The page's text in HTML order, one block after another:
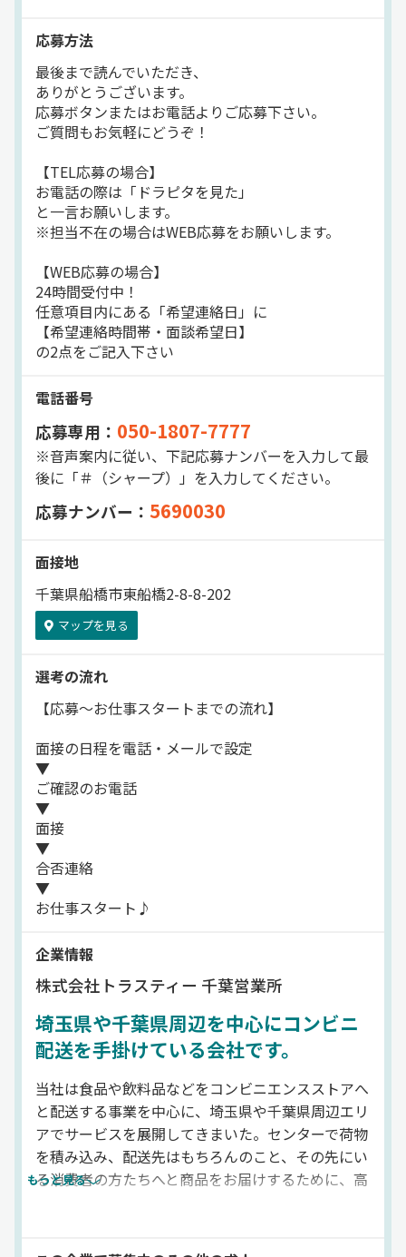
ドライブレコーダー
ルート配送
食品 冷蔵・冷凍車
応募方法
最後まで読んでいただき、
ありがとうございます。
応募ボタンまたはお電話よりご応募下さい。
ご質問もお気軽にどうぞ！
【TEL応募の場合】
お電話の際は「ドラピタを見た」
と一言お願いします。
※担当不在の場合はWEB応募をお願いします。
【WEB応募の場合】
24時間受付中！
任意項目内にある「希望連絡日」に
【希望連絡時間帯・面談希望日】
の2点をご記入下さい
電話番号
応募専用： 050-1807-7777
※音声案内に従い、下記応募ナンバーを入力して最
後に「＃（シャープ）」を入力してください。
応募ナンバー： 5690030
面接地
千葉県船橋市東船橋2-8-8-202
マップを見る
選考の流れ
【応募～お仕事スタートまでの流れ】
面接の日程を電話・メールで設定
▼
ご確認のお電話
▼
面接
▼
合否連絡
▼
お仕事スタート♪
企業情報
株式会社トラスティー 千葉営業所
埼玉県や千葉県周辺を中心にコンビニ
配送を手掛けている会社です。
当社は食品や飲料品などをコンビニエンスストアへ
と配送する事業を中心に、埼玉県や千葉県周辺エリ
アでサービスを展開してきまいた。センターで荷物
を積み込み、配送先はもちろんのこと、その先にい
る消費者の方たちへと商品をお届けするために、高
もっと見る